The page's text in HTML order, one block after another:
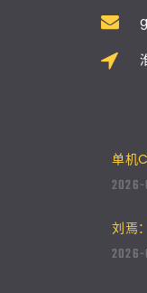
单机
2026-
刘焉
2026-